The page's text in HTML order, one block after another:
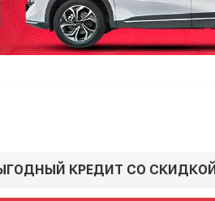
КРЕДИТ СО СКИДКОЙ